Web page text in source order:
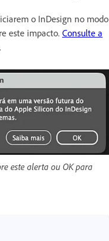
o InDesign no modo
este impacto. Consulte a
este alerta ou OK para